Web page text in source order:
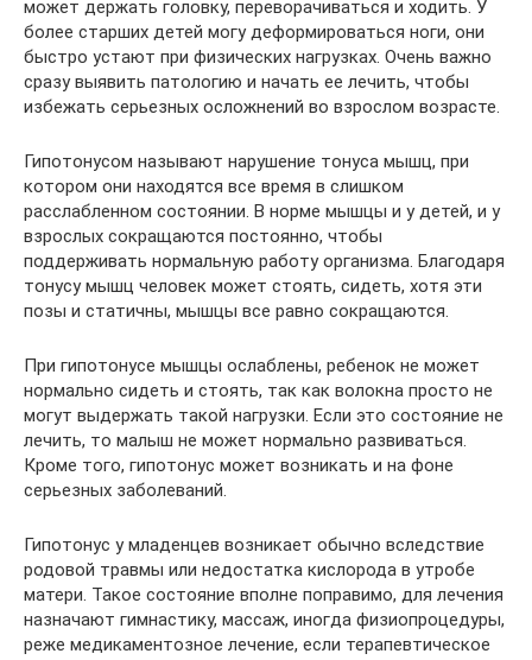
может держать головку, переворачиваться и ходить. У
более старших детей могу деформироваться ноги, они
быстро устают при физических нагрузках. Очень важно
сразу выявить патологию и начать ее лечить, чтобы
избежать серьезных осложнений во взрослом возрасте.
Гипотонусом называют нарушение тонуса мышц, при
котором они находятся все время в слишком
расслабленном состоянии. В норме мышцы и у детей, и у
взрослых сокращаются постоянно, чтобы
поддерживать нормальную работу организма. Благодаря
тонусу мышц человек может стоять, сидеть, хотя эти
позы и статичны, мышцы все равно сокращаются.
При гипотонусе мышцы ослаблены, ребенок не может
нормально сидеть и стоять, так как волокна просто не
могут выдержать такой нагрузки. Если это состояние не
лечить, то малыш не может нормально развиваться.
Кроме того, гипотонус может возникать и на фоне
серьезных заболеваний.
Гипотонус у младенцев возникает обычно вследствие
родовой травмы или недостатка кислорода в утробе
матери. Такое состояние вполне поправимо, для лечения
назначают гимнастику, массаж, иногда физиопроцедуры,
реже медикаментозное лечение, если терапевтическое